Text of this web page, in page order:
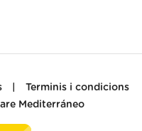
Terminis i condicions
Mediterráneo